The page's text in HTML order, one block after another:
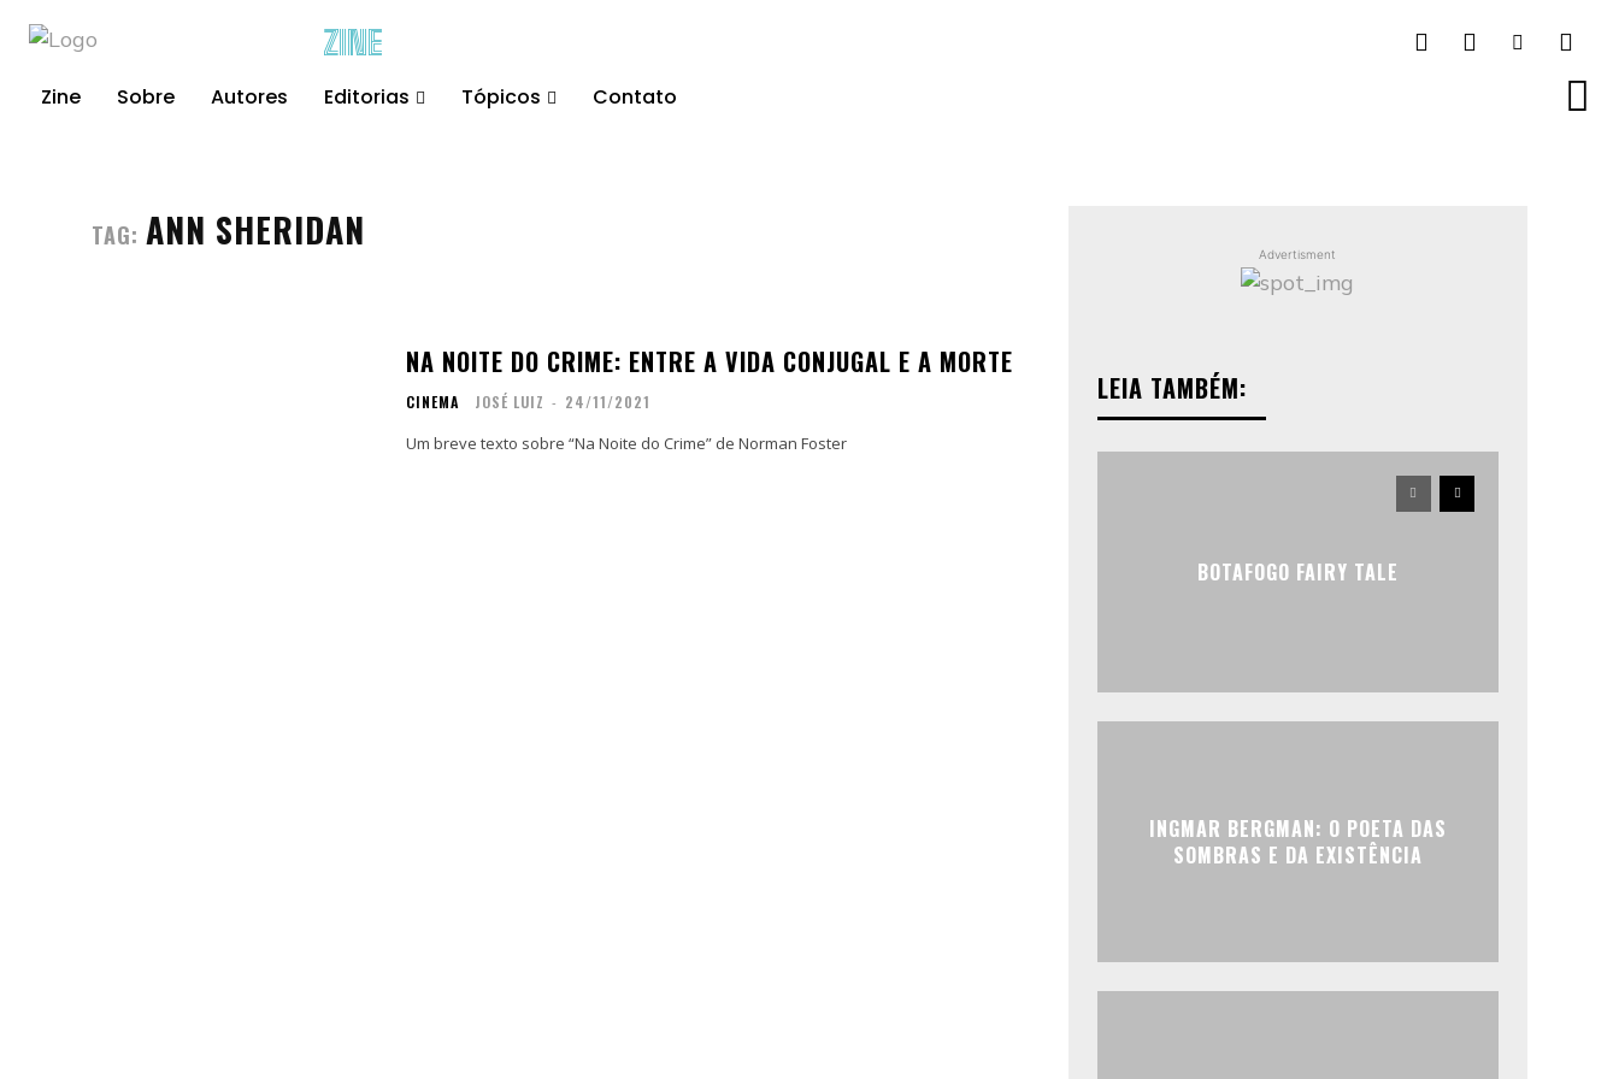
ZINE
Zine Sobre Autores Editorias Tópicos Contato
TAG: ANN SHERIDAN
NA NOITE DO CRIME: ENTRE A VIDA CONJUGAL E A MORTE
CINEMA JOSÉ LUIZ - 24/11/2021
Um breve texto sobre “Na Noite do Crime” de Norman Foster
Advertisment
LEIA TAMBÉM:
BOTAFOGO FAIRY TALE
INGMAR BERGMAN: O POETA DAS
SOMBRAS E DA EXISTÊNCIA